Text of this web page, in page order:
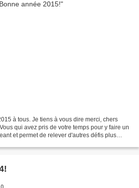
à tous. Je tiens à vous dire merci, chers
qui avez pris de votre temps pour y faire un
et permet de relever d'autres défis plus